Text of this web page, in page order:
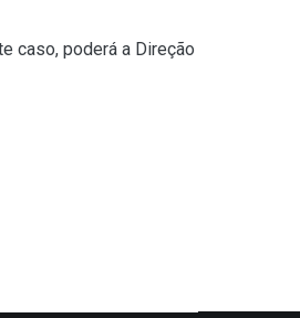
caso, poderá a Direção